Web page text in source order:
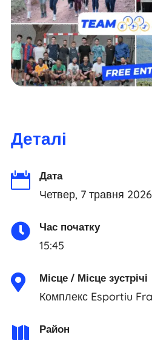
Деталі

Дата
Четвер, 7 травня

Час початку
15:45

Місце / Місце зустрічі
Комплекс Esportiu

Район